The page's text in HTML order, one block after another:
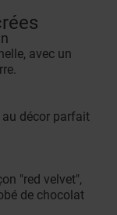
avec un
au décor parfait
"red velvet",
de chocolat